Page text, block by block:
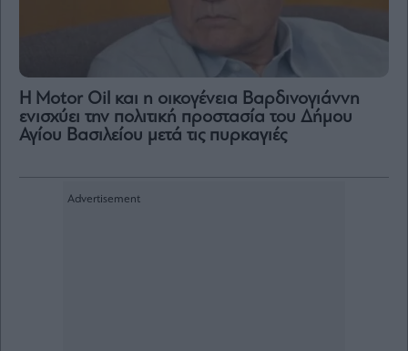
Η Motor Oil και η οικογένεια Βαρδινογιάννη
ενισχύει την πολιτική προστασία του Δήμου
Αγίου Βασιλείου μετά τις πυρκαγιές